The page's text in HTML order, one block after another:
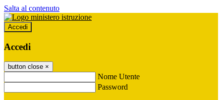
Salta al contenuto
Accedi
Accedi
button close ×
Nome Utente
Password